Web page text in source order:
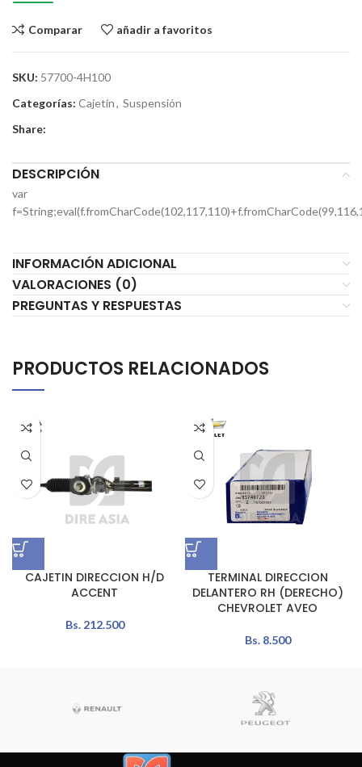
Comparar añadir a favoritos
SKU: 57700-4H100
Categorías: Cajetín, Suspensión
Share:
DESCRIPCIÓN
var
INFORMACIÓN ADICIONAL
VALORACIONES (0)
PREGUNTAS Y RESPUESTAS
PRODUCTOS RELACIONADOS
CAJETIN DIRECCION H/D
ACCENT
Bs.212.500
TERMINAL DIRECCION
DELANTERO RH (DERECHO)
CHEVROLET AVEO
Bs.8.500